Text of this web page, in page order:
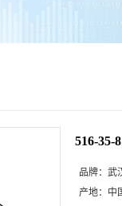
516-35-
品牌： 武
产地： 中